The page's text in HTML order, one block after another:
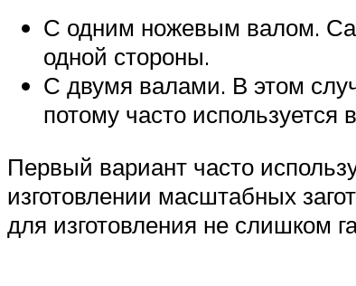
С одним ножевым валом.
одной стороны.
С двумя валами. В этом
потому часто используется
Первый вариант часто
изготовлении масштабных
для изготовления не слишком